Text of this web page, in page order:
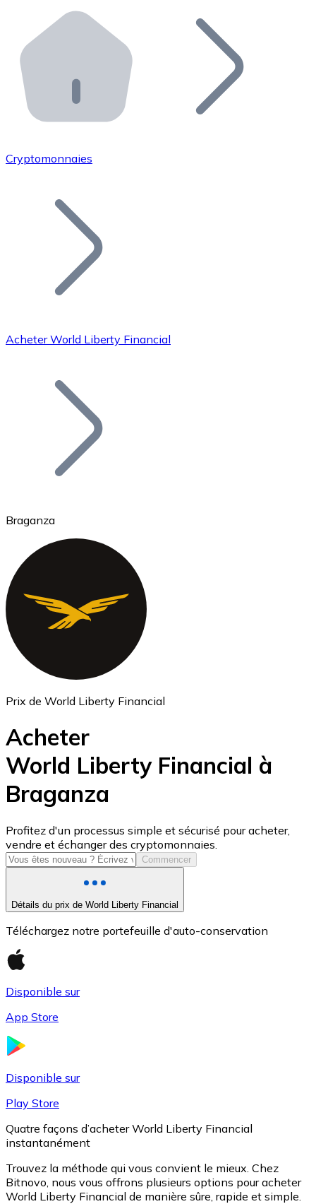
Distributeurs automatiques Bitnovo
Intégrez un ATM Bitnovo dans votre entreprise et
API Bitnovo
Intégrez notre API dans votre écosystème.
Rejoignez notre réseau de distributeurs et
Ajoutez le token de votre projet à notre service
Bitcoin
Ethereum
ETH
USD Coin
USDC
Cryptomonnaies
Acheter World Liberty Financial
Braganza
Prix de World Liberty Financial
Acheter
World Liberty Financial à
Braganza
Profitez d'un processus simple et sécurisé pour acheter,
vendre et échanger des cryptomonnaies.
Commencer
Détails du prix de World Liberty Financial
Téléchargez notre portefeuille d'auto-conservation
Disponible sur
App Store
Disponible sur
Play Store
Quatre façons d’acheter World Liberty Financial
instantanément
Trouvez la méthode qui vous convient le mieux. Chez
Bitnovo, nous vous offrons plusieurs options pour acheter
World Liberty Financial de manière sûre, rapide et simple.